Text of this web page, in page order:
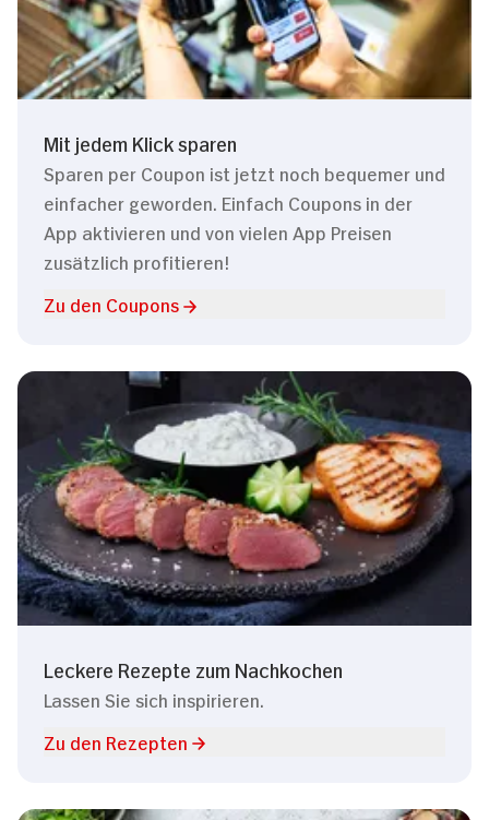
Mit jedem Klick sparen
Sparen per Coupon ist jetzt noch bequemer und
einfacher geworden. Einfach Coupons in der
App aktivieren und von vielen App Preisen
zusätzlich profitieren!
Zu den Coupons
Leckere Rezepte zum Nachkochen
Lassen Sie sich inspirieren.
Zu den Rezepten